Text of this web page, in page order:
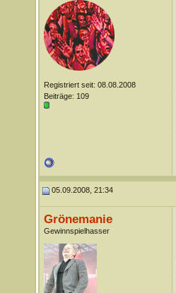
Registriert seit: 08.08.2008
Beiträge: 109
05.09.2008, 21:34
Grönemanie
Gewinnspielhasser